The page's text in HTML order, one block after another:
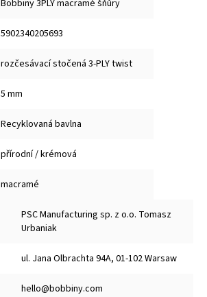
Bobbiny 3PLY macramé šňůry
5902340205693
rozčesávací stočená 3-PLY twist
5 mm
Recyklovaná bavlna
přírodní / krémová
macramé
PSC Manufacturing sp. z o.o. Tomasz
Urbaniak
ul. Jana Olbrachta 94A, 01-102 Warsaw
hello@bobbiny.com